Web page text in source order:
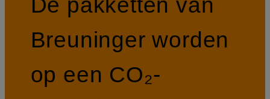
Breuninger worden
op een CO₂-